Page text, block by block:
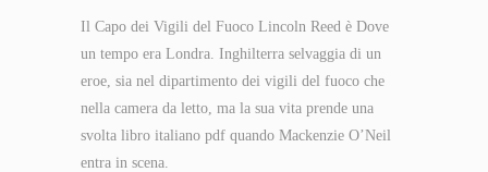
Il Capo dei Vigili del Fuoco Lincoln Reed è Dove
un tempo era Londra. Inghilterra selvaggia di un
eroe, sia nel dipartimento dei vigili del fuoco che
nella camera da letto, ma la sua vita prende una
svolta libro italiano pdf quando Mackenzie O’Neil
entra in scena.